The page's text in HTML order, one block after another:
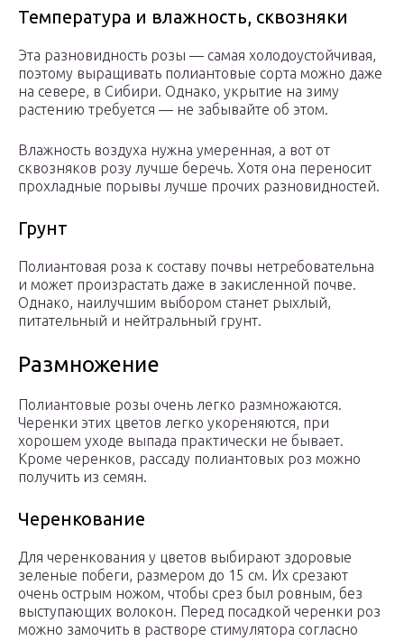
Температура и влажность, сквозняки
Эта разновидность розы — самая холодоустойчивая,
поэтому выращивать полиантовые сорта можно даже
на севере, в Сибири. Однако, укрытие на зиму
растению требуется — не забывайте об этом.
Влажность воздуха нужна умеренная, а вот от
сквозняков розу лучше беречь. Хотя она переносит
прохладные порывы лучше прочих разновидностей.
Грунт
Полиантовая роза к составу почвы нетребовательна
и может произрастать даже в закисленной почве.
Однако, наилучшим выбором станет рыхлый,
питательный и нейтральный грунт.
Размножение
Полиантовые розы очень легко размножаются.
Черенки этих цветов легко укореняются, при
хорошем уходе выпада практически не бывает.
Кроме черенков, рассаду полиантовых роз можно
получить из семян.
Черенкование
Для черенкования у цветов выбирают здоровые
зеленые побеги, размером до 15 см. Их срезают
очень острым ножом, чтобы срез был ровным, без
выступающих волокон. Перед посадкой черенки роз
можно замочить в растворе стимулятора согласно